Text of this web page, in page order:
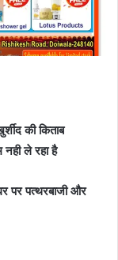
की किताब
नही ले रहा है
पर पत्थरबाजी और